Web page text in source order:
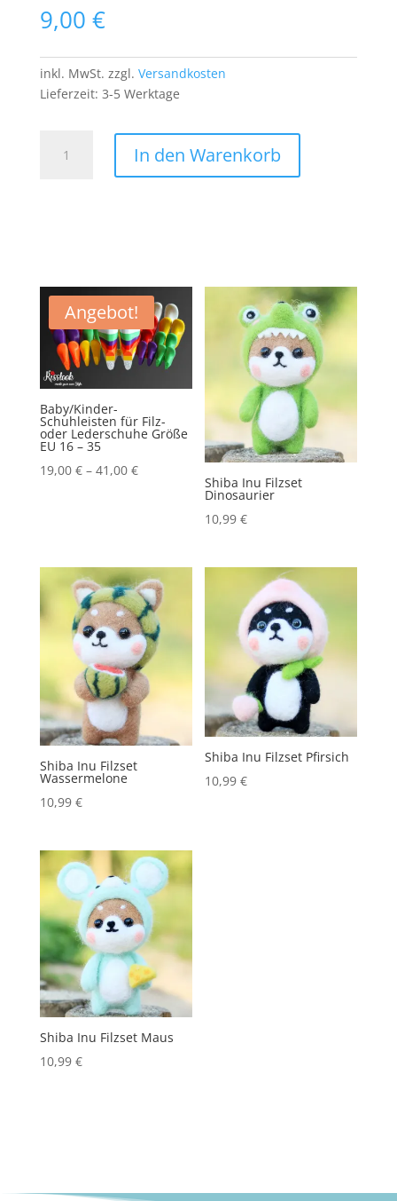
9,00 €
inkl. MwSt. zzgl. Versandkosten
Lieferzeit: 3-5 Werktage
Hund
Meme
Comic
Zeichnung
Menge
In den Warenkorb
Angebot!
Baby/Kinder-
Schuhleisten für Filz-
oder Lederschuhe Größe
EU 16 – 35
19,00 €– 41,00 €
Shiba Inu Filzset
Dinosaurier
10,99€
Shiba Inu Filzset
Wassermelone
10,99 €
Shiba Inu Filzset Pfirsich
10,99€
Shiba Inu Filzset Maus
10,99 €